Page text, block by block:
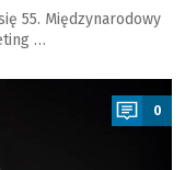
55. Międzynarodowy
…
0